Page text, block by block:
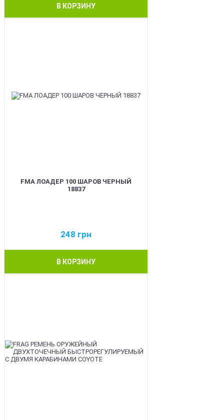
В КОРЗИНУ
FMA ЛОАДЕР 100 ШАРОВ ЧЕРНЫЙ
18837
248 грн
В КОРЗИНУ